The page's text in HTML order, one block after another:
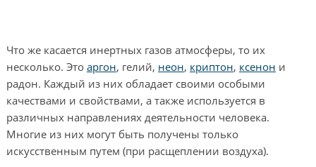
Что же касается инертных газов атмосферы, то их
несколько. Этоаргон, гелий, неон, криптон, ксенон и
радон. Каждый из них обладает своими особыми
качествами и свойствами, а также используется в
различных направлениях деятельности человека.
Многие из них могут быть получены только
искусственным путем (при расщеплении воздуха).